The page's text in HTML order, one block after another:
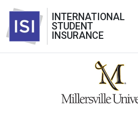
INTERNATIONAL
STUDENT
INSURANCE